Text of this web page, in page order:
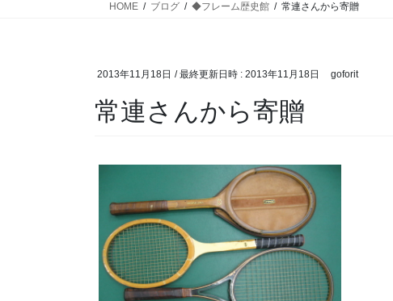
HOME ブログ ◆フレーム歴史館 常連さんから寄贈
2013年11月18日 / 最終更新日時 : 2013年11月18日 goforit
常連さんから寄贈